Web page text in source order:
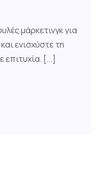
μάρκετινγκ για
ενισχύστε τη
επιτυχία. [...]